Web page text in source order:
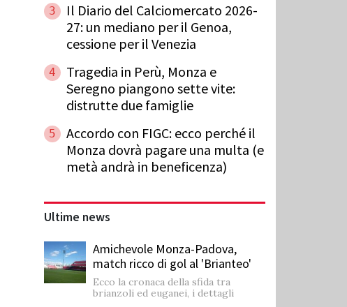
3
Il Diario del Calciomercato 2026-
27: un mediano per il Genoa,
cessione per il Venezia
4
Tragedia in Perù, Monza e
Seregno piangono sette vite:
distrutte due famiglie
5
Accordo con FIGC: ecco perché il
Monza dovrà pagare una multa (e
metà andrà in beneficenza)
Ultime news
Amichevole Monza-Padova,
match ricco di gol al 'Brianteo'
Ecco la cronaca della sfida tra
brianzoli ed euganei, i dettagli